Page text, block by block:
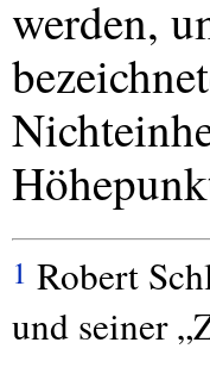
werden,
1 Robert
und seiner